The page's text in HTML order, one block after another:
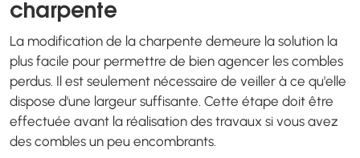
charpente
La modification de la charpente demeure la solution la
plus facile pour permettre de bien agencer les combles
perdus. Il est seulement nécessaire de veiller à ce qu'elle
dispose d'une largeur suffisante. Cette étape doit être
effectuée avant la réalisation des travaux si vous avez
des combles un peu encombrants.